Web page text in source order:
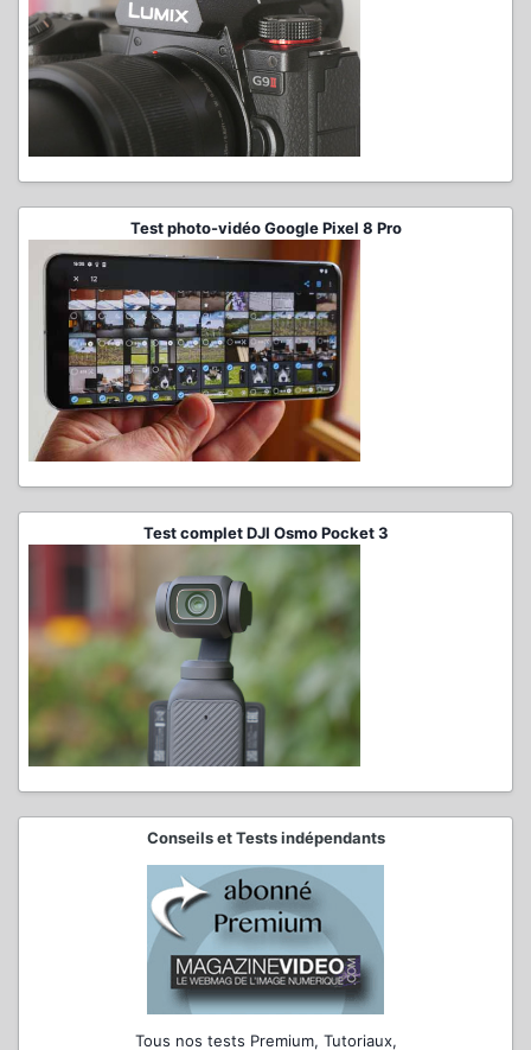
Test photo-vidéo Google Pixel 8 Pro
Test complet DJI Osmo Pocket 3
Conseils et Tests indépendants
Tous nos tests Premium, Tutoriaux,